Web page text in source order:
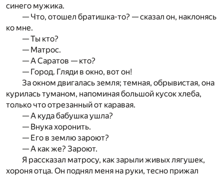
синего мужика.
— Что, отошел братишка-то? — сказал он, наклонясь
ко мне.
— Ты кто?
— Матрос.
— А Саратов — кто?
— Город. Гляди в окно, вот он!
За окном двигалась земля; темная, обрывистая, она
курилась туманом, напоминая большой кусок хлеба,
только что отрезанный от каравая.
— А куда бабушка ушла?
— Внука хоронить.
— Его в землю зароют?
— А как же? Зароют.
Я рассказал матросу, как зарыли живых лягушек,
хороня отца. Он поднял меня на руки, тесно прижал